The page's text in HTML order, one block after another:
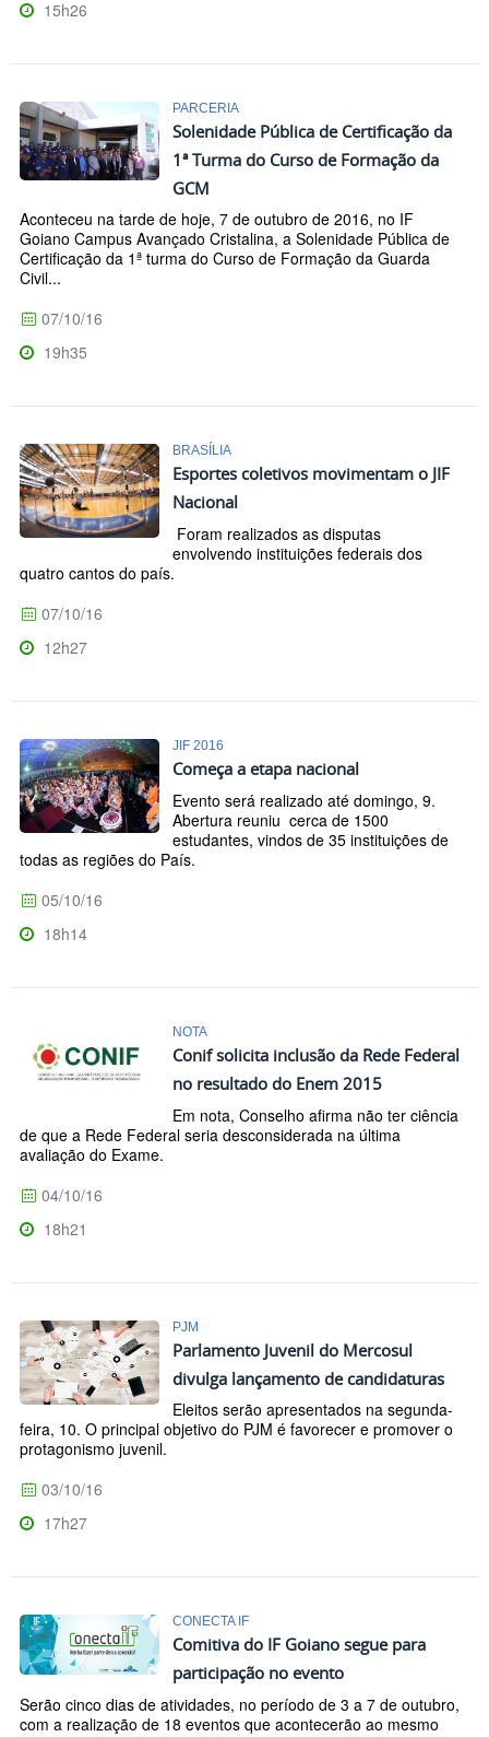
15h26
PARCERIA
Solenidade Pública de Certificação da
1ª Turma do Curso de Formação da
GCM
Aconteceu na tarde de hoje, 7 de outubro de 2016, no IF
Goiano Campus Avançado Cristalina, a Solenidade Pública de
Certificação da 1ª turma do Curso de Formação da Guarda
Civil...
07/10/16
19h35
BRASÍLIA
Esportes coletivos movimentam o JIF
Nacional
Foram realizados as disputas
envolvendo instituições federais dos
quatro cantos do país.
07/10/16
12h27
JIF 2016
Começa a etapa nacional
Evento será realizado até domingo, 9.
Abertura reuniu cerca de 1500
estudantes, vindos de 35 instituições de
todas as regiões do País.
05/10/16
18h14
NOTA
Conif solicita inclusão da Rede Federal
no resultado do Enem 2015
Em nota, Conselho afirma não ter ciência
de que a Rede Federal seria desconsiderada na última
avaliação do Exame.
04/10/16
18h21
PJM
Parlamento Juvenil do Mercosul
divulga lançamento de candidaturas
Eleitos serão apresentados na segunda-
feira, 10. O principal objetivo do PJM é favorecer e promover o
protagonismo juvenil.
03/10/16
17h27
CONECTA IF
Comitiva do IF Goiano segue para
participação no evento
Serão cinco dias de atividades, no período de 3 a 7 de outubro,
com a realização de 18 eventos que acontecerão ao mesmo